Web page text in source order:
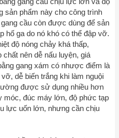
gang cầu chịu lực lớn và độ
sản phẩm này cho công trình
cầu còn được dùng để sản
hố ga do nó khó có thể đập vỡ.
độ nóng chảy khá thấp,
nên dễ nấu luyện, giá
gang xám có nhược điểm là
dễ biến trắng khi làm nguội
được sử dụng nhiều hơn
móc, đúc máy lớn, độ phức tạp
lực uốn lớn, nhưng cần chịu